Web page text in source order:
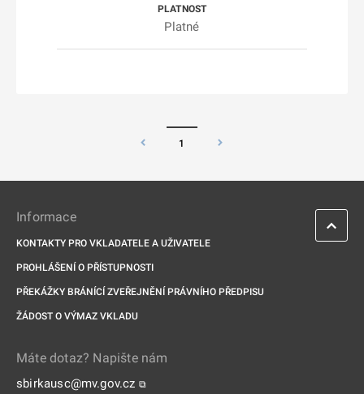
Platné
1
Informace
KONTAKTY PRO VKLADATELE A UŽIVATELE
PROHLÁŠENÍ O PŘÍSTUPNOSTI
PŘEKÁŽKY BRÁNÍCÍ ZVEŘEJNĚNÍ PRÁVNÍHO PŘEDPISU
ŽÁDOST O VÝMAZ VKLADU
Máte dotaz? Napište nám
sbirkausc@mv.gov.cz ⧉